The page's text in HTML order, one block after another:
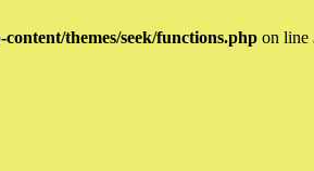
themes/seek/functions.php on line